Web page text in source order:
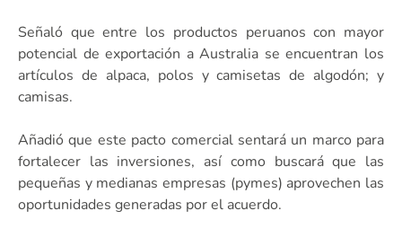
Señaló que entre los productos peruanos con mayor
potencial de exportación a Australia se encuentran los
artículos de alpaca, polos y camisetas de algodón; y
camisas.
Añadió que este pacto comercial sentará un marco para
fortalecer las inversiones, así como buscará que las
pequeñas y medianas empresas (pymes) aprovechen las
oportunidades generadas por el acuerdo.